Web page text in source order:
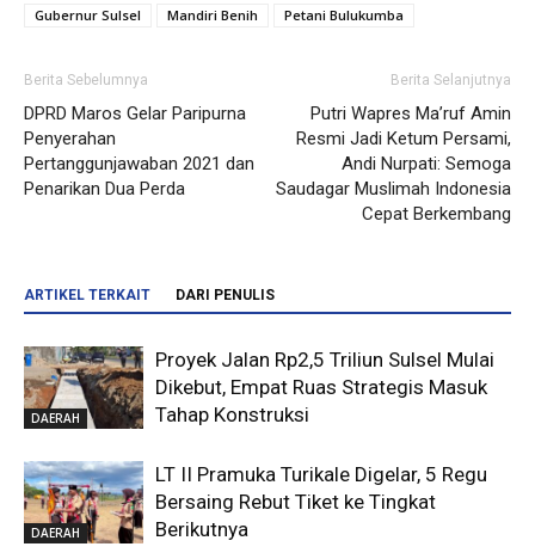
Gubernur Sulsel
Mandiri Benih Petani Bulukumba
Berita Sebelumnya
DPRD Maros Gelar Paripurna
Penyerahan
Pertanggunjawaban 2021 dan
Penarikan Dua Perda
Berita Selanjutnya
Putri Wapres Ma’ruf Amin
Resmi Jadi Ketum Persami,
Andi Nurpati: Semoga
Saudagar Muslimah Indonesia
Cepat Berkembang
ARTIKEL TERKAIT DARI PENULIS
DAERAH
Proyek Jalan Rp2,5 Triliun Sulsel Mulai
Dikebut, Empat Ruas Strategis Masuk
Tahap Konstruksi
DAERAH
LT II Pramuka Turikale Digelar, 5 Regu
Bersaing Rebut Tiket ke Tingkat
Berikutnya